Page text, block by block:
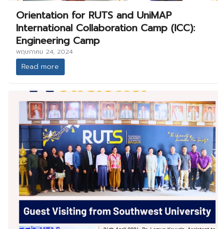
Orientation for RUTS and UniMAP
International Collaboration Camp (ICC):
Engineering Camp
พฤษภาคม 24, 2024
Read more